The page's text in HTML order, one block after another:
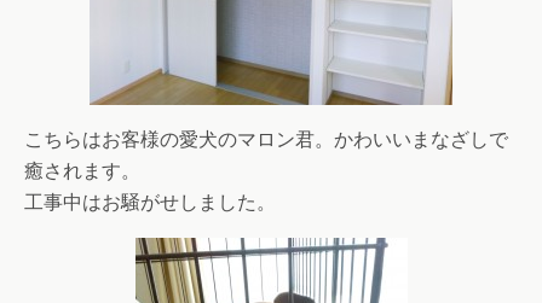
こちらはお客様の愛犬のマロン君。かわいいまなざしで
癒されます。
工事中はお騒がせしました。